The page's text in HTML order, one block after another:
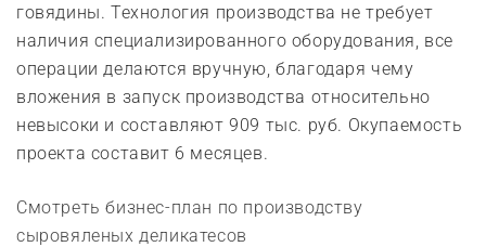
говядины. Технология производства не требует
наличия специализированного оборудования, все
операции делаются вручную, благодаря чему
вложения в запуск производства относительно
невысоки и составляют 909 тыс. руб. Окупаемость
проекта составит 6 месяцев.
Смотреть бизнес-план по производству
сыровяленых деликатесов